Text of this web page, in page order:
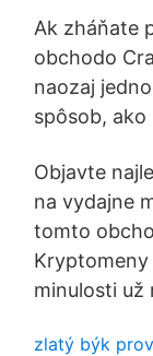
Ak zháňate
obchodo
naozaj
spôsob,
Objavte
na vydajne
tomto
minulosti už
zlatý býk